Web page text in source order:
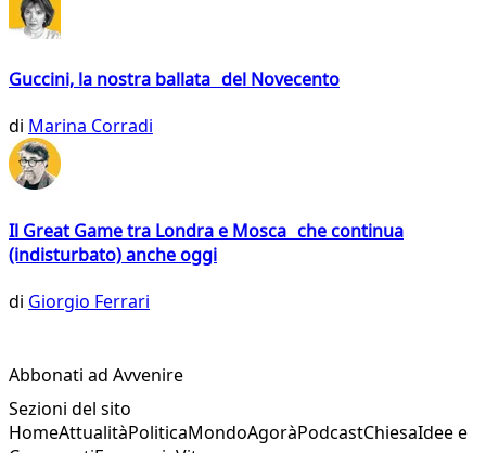
Guccini, la nostra ballata del Novecento
di Marina Corradi
Il Great Game tra Londra e Mosca che continua
(indisturbato) anche oggi
di Giorgio Ferrari
Abbonati ad Avvenire
Sezioni del sito
HomeAttualitàPoliticaMondoAgoràPodcastChiesaIdee e